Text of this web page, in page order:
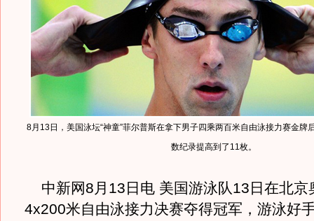
8月13日，美国泳坛“神童”菲尔普斯在拿下男子四乘两百米自由泳接力赛金牌
数纪录提高到了11枚。
中新网8月13日电 美国游泳队13日在北京
4x200米自由泳接力决赛夺得冠军，游泳好